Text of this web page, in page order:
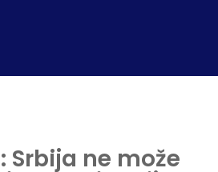
Srbija ne može